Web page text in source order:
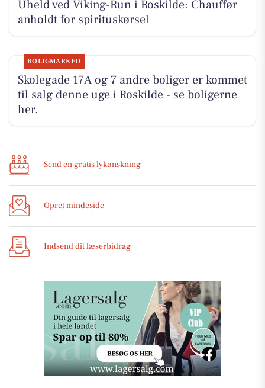
Uheld ved Viking-Run i Roskilde: Chauffør
anholdt for spirituskørsel
BOLIGMARKED
Skolegade 17A og 7 andre boliger er kommet
til salg denne uge i Roskilde - se boligerne
her.
Send en gratis lykønskning
Opret mindeside
Indsend dit læserbidrag